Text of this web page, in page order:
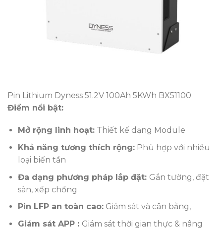
Pin Lithium Dyness 51.2V 100Ah 5KWh BX51100
Điểm nổi bật:
Mở rộng linh hoạt:Thiết kế dạng Module
Khả năng tương thích rộng:Phù hợp với nhiều
loại biến tần
Đa dạng phương pháp lắp đặt: Gắn tường, đặt
sàn, xếp chồng
Pin LFP an toàn cao:Giám sát và cân bằng,
Giám sát APP : Giám sát thời gian thực & nâng